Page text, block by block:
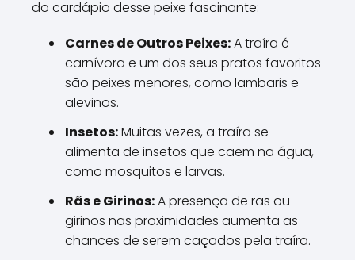
do cardápio desse peixe fascinante:
Carnes de Outros Peixes:A traíra é
carnívora e um dos seus pratos favoritos
são peixes menores, como lambaris e
alevinos.
Insetos:Muitas vezes, a traíra se
alimenta de insetos que caem na água,
como mosquitos e larvas.
Rãs e Girinos:A presença de rãs ou
girinos nas proximidades aumenta as
chances de serem caçados pela traíra.